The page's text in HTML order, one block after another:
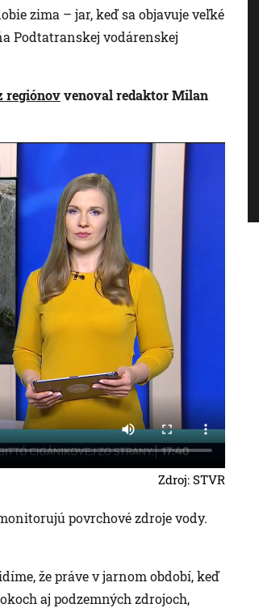
zima – jar, keď sa objavuje veľké
Podtatranskej vodárenskej
regiónovvenoval redaktor Milan
Zdroj: STVR
povrchové zdroje vody.
že práve v jarnom období, keď
aj podzemných zdrojoch,